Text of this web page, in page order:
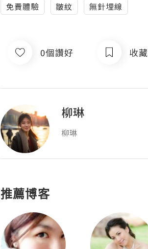
免費體驗 皺紋 無針埋線
0個讚好 收藏
柳琳
柳琳
推薦博客